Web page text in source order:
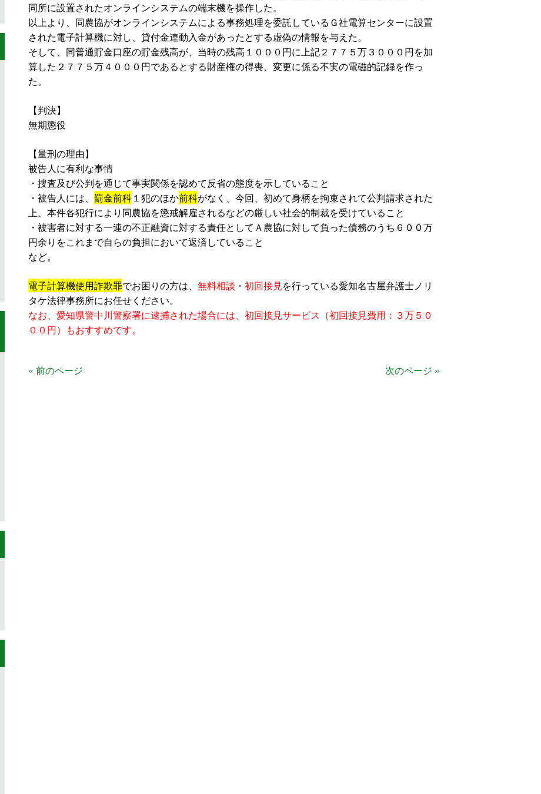
同所に設置されたオンラインシステムの端末機を操作した。
以上より、同農協がオンラインシステムによる事務処理を委託しているＧ社電算センターに設置
された電子計算機に対し、貸付金連動入金があったとする虚偽の情報を与えた。
そして、同普通貯金口座の貯金残高が、当時の残高１０００円に上記２７７５万３０００円を加
算した２７７５万４０００円であるとする財産権の得喪、変更に係る不実の電磁的記録を作っ
た。
【判決】
無期懲役
【量刑の理由】
被告人に有利な事情
・捜査及び公判を通じて事実関係を認めて反省の態度を示していること
・被告人には、 罰金前科１犯のほか前科がなく、今回、初めて身柄を拘束されて公判請求された
上、本件各犯行により同農協を懲戒解雇されるなどの厳しい社会的制裁を受けていること
・被害者に対する一連の不正融資に対する責任としてＡ農協に対して負った債務のうち６００万
円余りをこれまで自らの負担において返済していること
など。
電子計算機使用詐欺罪でお困りの方は、 無料相談 ・ 初回接見を行っている愛知名古屋弁護士ノリ
タケ法律事務所にお任せください。
なお、愛知県警中川警察署に逮捕された場合には、初回接見サービス（初回接見費用：３万５０
００円）もおすすめです。
« 前のページ 次のページ »